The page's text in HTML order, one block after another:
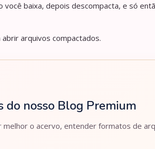
você baixa, depois descompacta, e só
arquivos compactados.
do nosso Blog Premium
o acervo, entender formatos de